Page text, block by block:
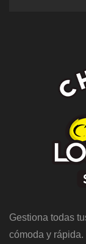
Gestiona todas
cómoda y rápida.